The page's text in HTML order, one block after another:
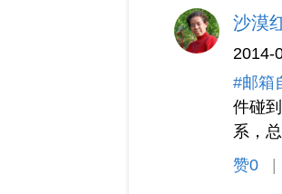
沙漠
2014-
#邮箱
件碰
系，
赞0